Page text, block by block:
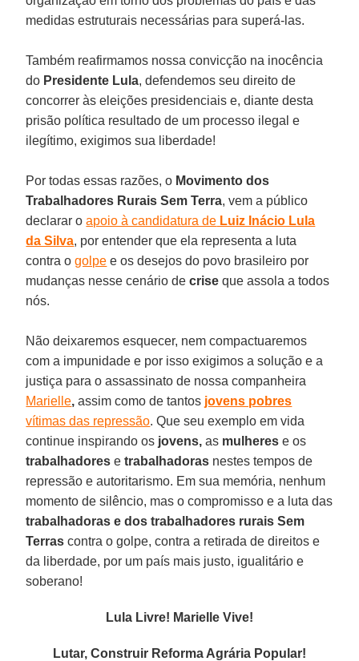
medidas estruturais necessárias para superá-las.
Também reafirmamos nossa convicção na inocência
do Presidente Lula, defendemos seu direito de
concorrer às eleições presidenciais e, diante desta
prisão política resultado de um processo ilegal e
ilegítimo, exigimos sua liberdade!
Por todas essas razões, o Movimento dos
Trabalhadores Rurais Sem Terra, vem a público
declarar oapoio à candidatura de Luiz Inácio Lula
da Silva, por entender que ela representa a luta
contra ogolpe e os desejos do povo brasileiro por
mudanças nesse cenário decrise que assola a todos
nós.
Não deixaremos esquecer, nem compactuaremos
com a impunidade e por isso exigimos a solução e a
justiça para o assassinato de nossa companheira
Marielle, assim como de tantos jovens pobres
vítimas das repressão. Que seu exemplo em vida
continue inspirando os jovens, as mulheres e os
trabalhadores etrabalhadoras nestes tempos de
repressão e autoritarismo. Em sua memória, nenhum
momento de silêncio, mas o compromisso e a luta das
trabalhadoras e dos trabalhadores rurais Sem
Terras contra o golpe, contra a retirada de direitos e
da liberdade, por um país mais justo, igualitário e
soberano!
Lula Livre! Marielle Vive!
Lutar, Construir Reforma Agrária Popular!